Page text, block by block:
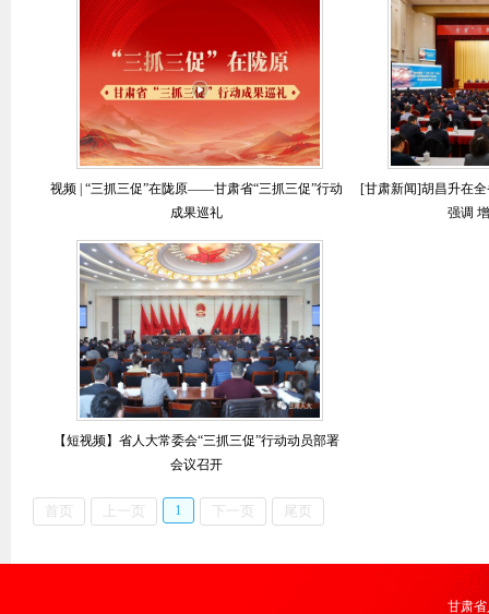
视频 | “三抓三促”在陇原——甘肃省“三抓三促”行动
成果巡礼
[甘肃新闻]胡昌升在
强调
【短视频】省人大常委会“三抓三促”行动动员部署
会议召开
首页 上一页 1 下一页 尾页
甘肃